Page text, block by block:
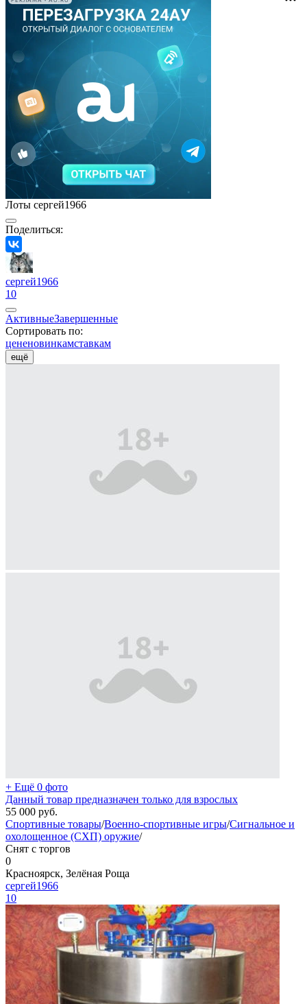
Лоты сергей1966
Поделиться:
сергей1966
10
АктивныеЗавершенные
Сортировать по:
цененовинкамставкам
ещё
+ Ещё 0 фото
Данный товар предназначен только для взрослых
55 000 руб.
Спортивные товары/Военно-спортивные игры/Сигнальное и
охолощенное (СХП) оружие/
Снят с торгов
0
Красноярск, Зелёная Роща
сергей1966
10